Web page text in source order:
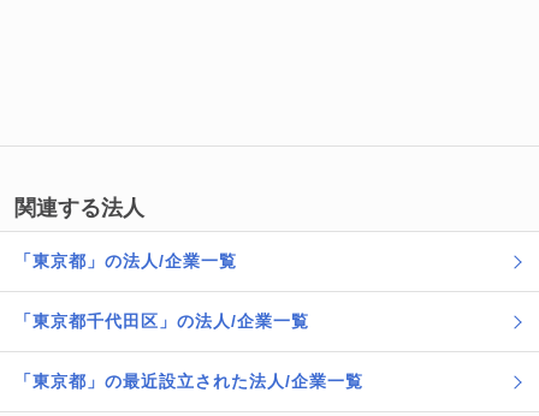
関連する法人
「東京都」の法人/企業一覧
「東京都千代田区」の法人/企業一覧
「東京都」の最近設立された法人/企業一覧